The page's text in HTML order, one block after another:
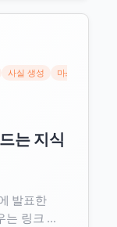
사실 생성 마스크드 이산
는 지식
발표한
는 링크 예